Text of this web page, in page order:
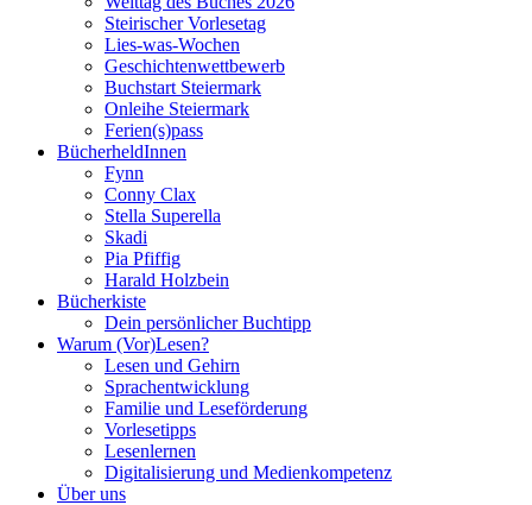
Steirischer Vorlesetag
Lies-was-Wochen
Geschichtenwettbewerb
Buchstart Steiermark
Onleihe Steiermark
Ferien(s)pass
BücherheldInnen
Fynn
Conny Clax
Stella Superella
Skadi
Pia Pfiffig
Harald Holzbein
Bücherkiste
Dein persönlicher Buchtipp
Warum (Vor)Lesen?
Lesen und Gehirn
Sprachentwicklung
Familie und Leseförderung
Vorlesetipps
Lesenlernen
Digitalisierung und Medienkompetenz
Über uns